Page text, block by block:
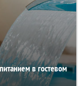
в гостевом